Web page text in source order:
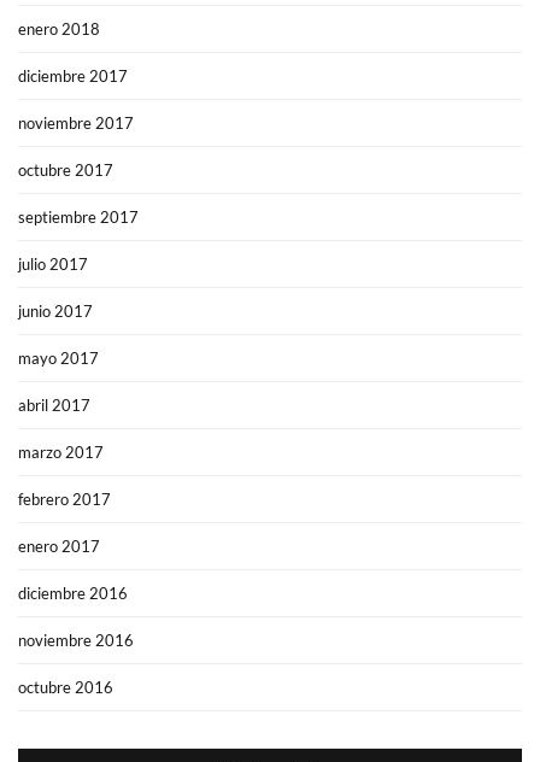
enero 2018
diciembre 2017
noviembre 2017
octubre 2017
septiembre 2017
julio 2017
junio 2017
mayo 2017
abril 2017
marzo 2017
febrero 2017
enero 2017
diciembre 2016
noviembre 2016
octubre 2016